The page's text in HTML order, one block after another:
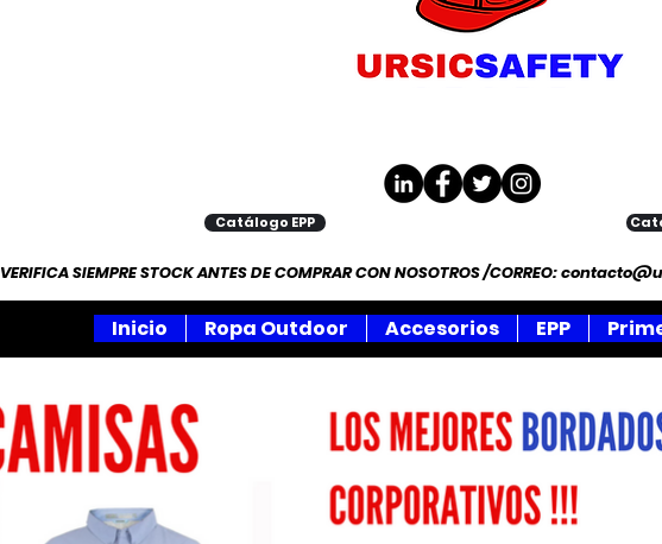
Catálogo EPP
VERIFICA SIEMPRE STOCK ANTES DE COMPRAR CON NOSOTROS /CORREO:
Inicio Ropa Outdoor Accesorios EPP